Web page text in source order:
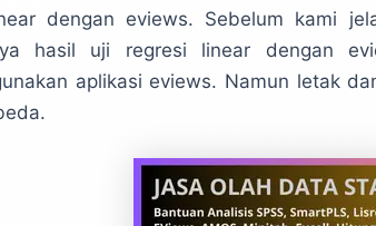
dengan eviews. Sebelum kami
hasil uji regresi linear dengan
aplikasi eviews. Namun letak